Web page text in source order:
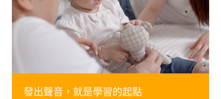
發出聲音，就是學習的起點